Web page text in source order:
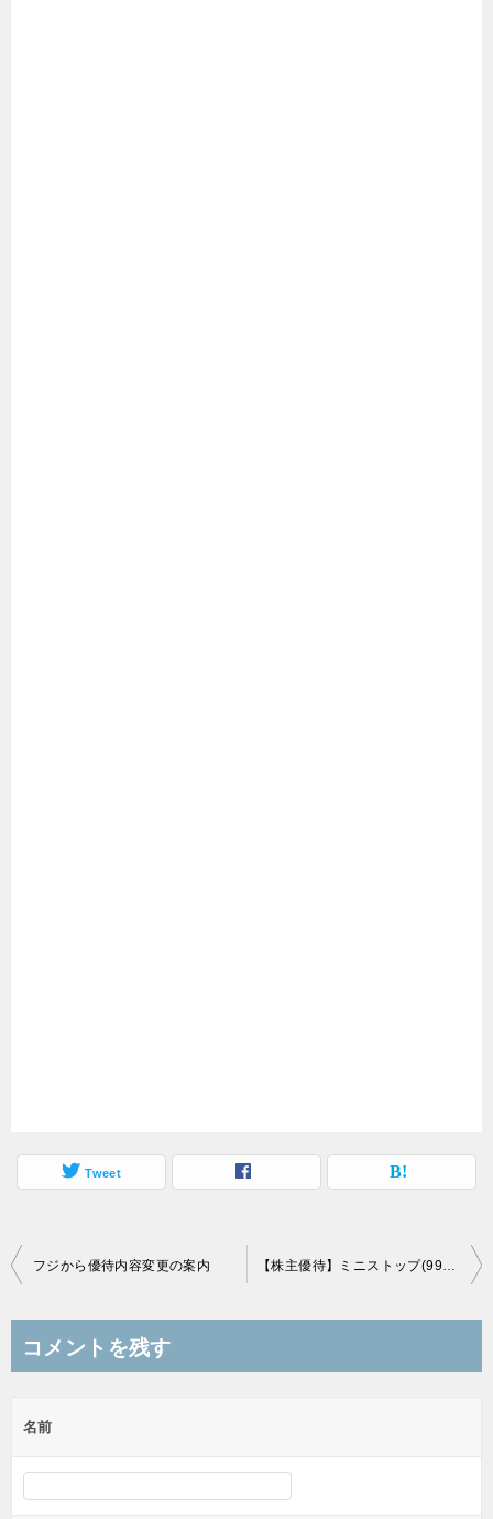
Tweet
投
ビ
ー
シ
フジから優待内容変更の案内 【株主優待】ミニストップ(9946)の優待到着、ソフトクリーム無料券
コメントを残す
名前